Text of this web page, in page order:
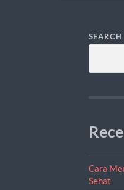
SEARCH
Cara
Sehat